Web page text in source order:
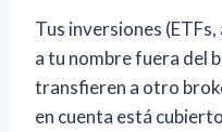
Tus inversiones
a tu nombre fuera del
transfieren a otro
en cuenta está